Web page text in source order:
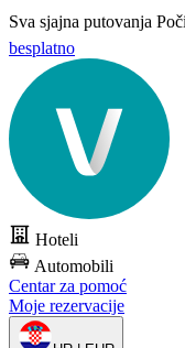
Sva sjajna putovanja
besplatno
Hoteli
Automobili
Centar za pomoć
Moje rezervacije